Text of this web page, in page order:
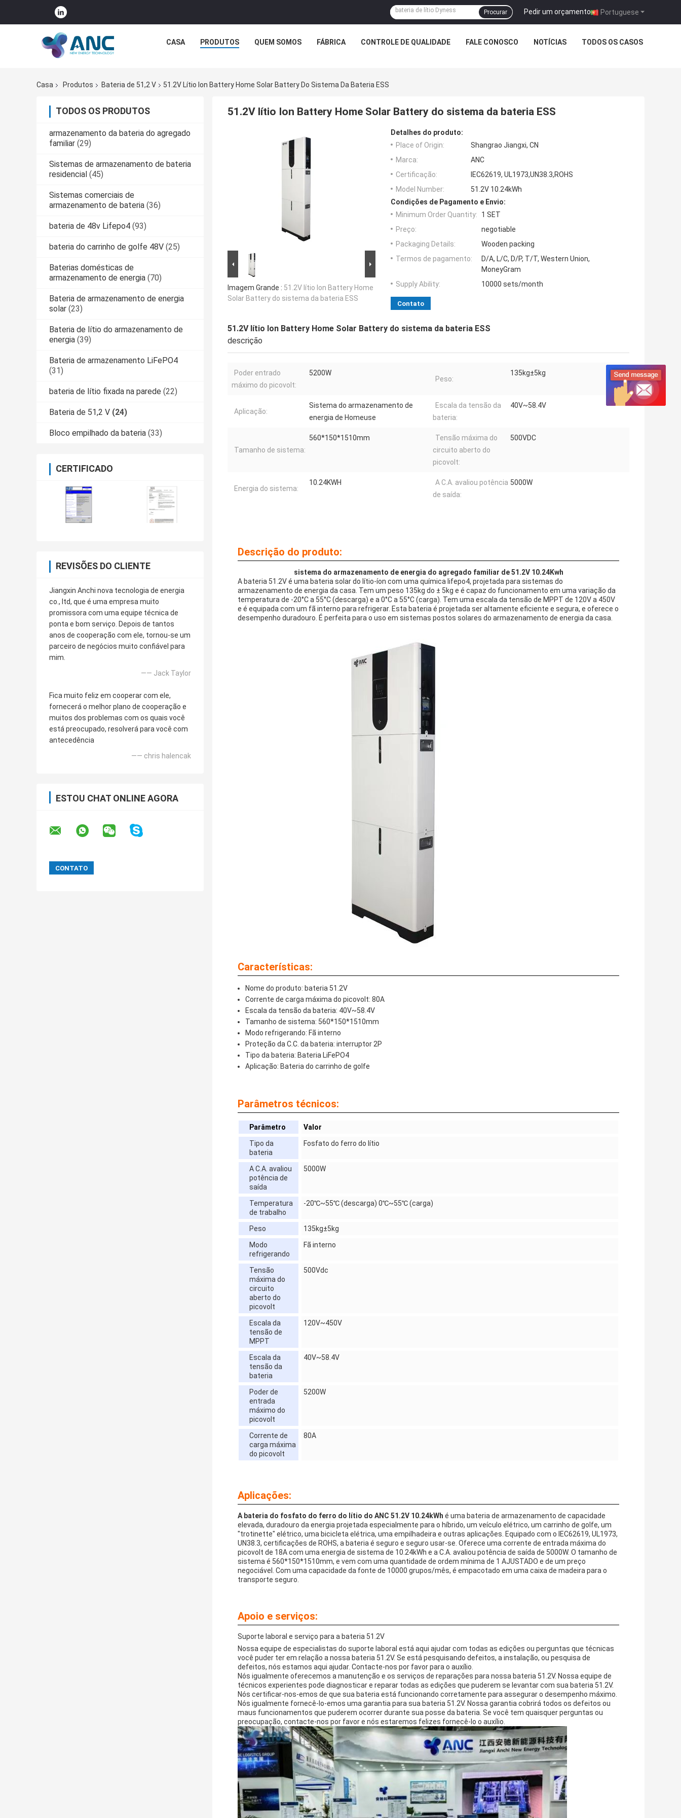
Portuguese
Pedir um orçamento |
Procurar
CASA PRODUTOS QUEM SOMOS FÁBRICA CONTROLE DE QUALIDADE FALE CONOSCO NOTÍCIAS TODOS OS CASOS
Casa Produtos Bateria de 51,2 V 51.2V Lítio Ion Battery Home Solar Battery Do Sistema Da Bateria ESS
TODOS OS PRODUTOS
armazenamento da bateria do agregado
familiar (29)
Sistemas de armazenamento de bateria
residencial (45)
Sistemas comerciais de
armazenamento de bateria (36)
bateria de 48v Lifepo4 (93)
bateria do carrinho de golfe 48V (25)
Baterias domésticas de
armazenamento de energia (70)
Bateria de armazenamento de energia
solar (23)
Bateria de lítio do armazenamento de
energia (39)
Bateria de armazenamento LiFePO4
(31)
bateria de lítio fixada na parede (22)
Bateria de 51,2 V (24)
Bloco empilhado da bateria (33)
CERTIFICADO
REVISÕES DO CLIENTE
Jiangxin Anchi nova tecnologia de energia
co., ltd, que é uma empresa muito
promissora com uma equipe técnica de
ponta e bom serviço. Depois de tantos
anos de cooperação com ele, tornou-se um
parceiro de negócios muito confiável para
mim.
—— Jack Taylor
Fica muito feliz em cooperar com ele,
fornecerá o melhor plano de cooperação e
muitos dos problemas com os quais você
está preocupado, resolverá para você com
antecedência
—— chris halencak
ESTOU CHAT ONLINE AGORA
51.2V lítio Ion Battery Home Solar Battery do sistema da bateria ESS
Imagem Grande : 51.2V lítio Ion Battery Home
Solar Battery do sistema da bateria ESS
Detalhes do produto:
Place of Origin:
Shangrao Jiangxi, CN
Marca:
ANC
Certificação:
IEC62619, UL1973,UN38.3,ROHS
Model Number:
51.2V 10.24kWh
Condições de Pagamento e Envio:
Minimum Order Quantity:
1 SET
Preço:
negotiable
Packaging Details:
Wooden packing
Termos de pagamento:
D/A, L/C, D/P, T/T, Western Union,
MoneyGram
Supply Ability:
10000 sets/month
Contato
51.2V lítio Ion Battery Home Solar Battery do sistema da bateria ESS
descrição
Poder entrado
máximo do picovolt:
5200W
Peso:
135kg±5kg
Aplicação:
Sistema do armazenamento de
energia de Homeuse
Escala da tensão da
bateria:
40V~58.4V
Tamanho de sistema:
560*150*1510mm
Tensão máxima do
circuito aberto do
picovolt:
500VDC
Energia do sistema:
10.24KWH
A C.A. avaliou potência
de saída:
5000W
Descrição do produto:
sistema do armazenamento de energia do agregado familiar de 51.2V 10.24Kwh
A bateria 51.2V é uma bateria solar do lítio-íon com uma química lifepo4, projetada para sistemas do
armazenamento de energia da casa. Tem um peso 135kg do ± 5kg e é capaz do funcionamento em uma variação da
temperatura de -20°C a 55°C (descarga) e a 0°C a 55°C (carga). Tem uma escala da tensão de MPPT de 120V a 450V
e é equipada com um fã interno para refrigerar. Esta bateria é projetada ser altamente eficiente e segura, e oferece o
desempenho duradouro. É perfeita para o uso em sistemas postos solares do armazenamento de energia da casa.
Características:
Nome do produto: bateria 51.2V
Corrente de carga máxima do picovolt: 80A
Escala da tensão da bateria: 40V~58.4V
Tamanho de sistema: 560*150*1510mm
Modo refrigerando: Fã interno
Proteção da C.C. da bateria: interruptor 2P
Tipo da bateria: Bateria LiFePO4
Aplicação: Bateria do carrinho de golfe
Parâmetros técnicos:
Parâmetro
Valor
Tipo da
bateria
Fosfato do ferro do lítio
A C.A. avaliou
potência de
saída
5000W
Temperatura
de trabalho
-20℃~55℃ (descarga) 0℃~55℃ (carga)
Peso
135kg±5kg
Modo
refrigerando
Fã interno
Tensão
máxima do
circuito
aberto do
picovolt
500Vdc
Escala da
tensão de
MPPT
120V~450V
Escala da
tensão da
bateria
40V~58.4V
Poder de
entrada
máximo do
picovolt
5200W
Corrente de
carga máxima
do picovolt
80A
Aplicações:
A bateria do fosfato do ferro do lítio do ANC 51.2V 10.24kWh é uma bateria de armazenamento de capacidade
elevada, duradouro da energia projetada especialmente para o híbrido, um veículo elétrico, um carrinho de golfe, um
"trotinette" elétrico, uma bicicleta elétrica, uma empilhadeira e outras aplicações. Equipado com o IEC62619, UL1973,
UN38.3, certificações de ROHS, a bateria é seguro e seguro usar-se. Oferece uma corrente de entrada máxima do
picovolt de 18A com uma energia de sistema de 10.24kWh e a C.A. avaliou potência de saída de 5000W. O tamanho de
sistema é 560*150*1510mm, e vem com uma quantidade de ordem mínima de 1 AJUSTADO e de um preço
negociável. Com uma capacidade da fonte de 10000 grupos/mês, é empacotado em uma caixa de madeira para o
transporte seguro.
Apoio e serviços:
Suporte laboral e serviço para a bateria 51.2V
Nossa equipe de especialistas do suporte laboral está aqui ajudar com todas as edições ou perguntas que técnicas
você puder ter em relação a nossa bateria 51.2V. Se está pesquisando defeitos, a instalação, ou pesquisa de
defeitos, nós estamos aqui ajudar. Contacte-nos por favor para o auxílio.
Nós igualmente oferecemos a manutenção e os serviços de reparações para nossa bateria 51.2V. Nossa equipe de
técnicos experientes pode diagnosticar e reparar todas as edições que puderem se levantar com sua bateria 51.2V.
Nós certificar-nos-emos de que sua bateria está funcionando corretamente para assegurar o desempenho máximo.
Nós igualmente fornecê-lo-emos uma garantia para sua bateria 51.2V. Nossa garantia cobrirá todos os defeitos ou
maus funcionamentos que puderem ocorrer durante sua posse da bateria. Se você tem quaisquer perguntas ou
preocupação, contacte-nos por favor e nós estaremos felizes fornecê-lo o auxílio.